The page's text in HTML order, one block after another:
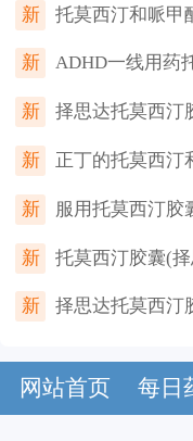
新 托莫西汀和哌甲
新 ADHD一线用药托莫
新 择思达托莫西汀
新 正丁的托莫西汀
新 服用托莫西汀胶
新 托莫西汀胶囊(
新 择思达托莫西汀
网站首页 每日